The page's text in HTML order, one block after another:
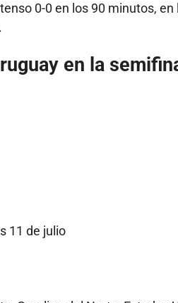
0-0 en los 90 minutos,
en la
11 de julio